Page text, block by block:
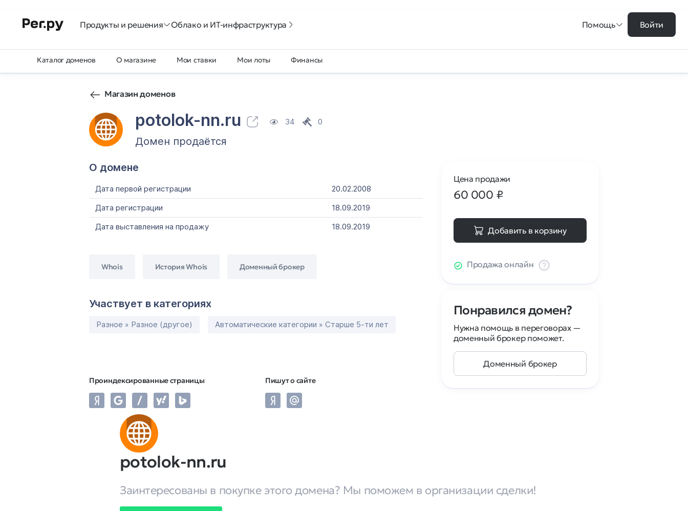
Продукты и решения Облако и ИТ-инфраструктура Помощь Войти
Каталог доменов О магазине Мои ставки Мои лоты Финансы
Магазин доменов
potolok-nn.ru 34 0
Домен продаётся
О домене
Дата первой регистрации
20.02.2008
Дата регистрации
18.09.2019
Дата выставления на продажу
18.09.2019
Whois История Whois Доменный брокер
Участвует в категориях
Разное » Разное (другое) Автоматические категории » Старше 5-ти лет
Проиндексированные страницы Пишут о сайте
Цена продажи
60 000 ₽
Добавить в корзину
Продажа онлайн
Понравился домен?
Нужна помощь в переговорах —
доменный брокер поможет.
Доменный брокер
potolok-nn.ru
Заинтересованы в покупке этого домена? Мы поможем в организации сделки!